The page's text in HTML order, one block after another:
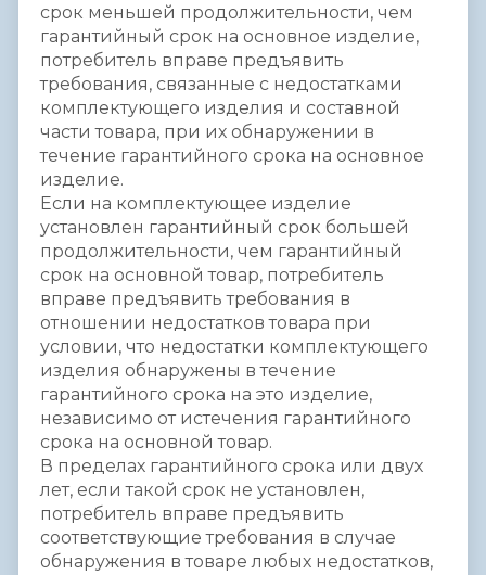
срок меньшей продолжительности, чем
гарантийный срок на основное изделие,
потребитель вправе предъявить
требования, связанные с недостатками
комплектующего изделия и составной
части товара, при их обнаружении в
течение гарантийного срока на основное
изделие.
Если на комплектующее изделие
установлен гарантийный срок большей
продолжительности, чем гарантийный
срок на основной товар, потребитель
вправе предъявить требования в
отношении недостатков товара при
условии, что недостатки комплектующего
изделия обнаружены в течение
гарантийного срока на это изделие,
независимо от истечения гарантийного
срока на основной товар.
В пределах гарантийного срока или двух
лет, если такой срок не установлен,
потребитель вправе предъявить
соответствующие требования в случае
обнаружения в товаре любых недостатков,